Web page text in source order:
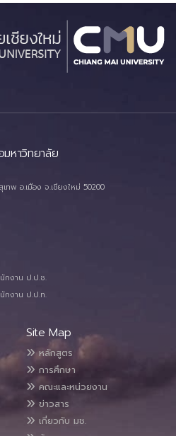
หาวิทยาลัย
ทพ อ.เมือง จ.เชียงใหม่ 50200
นักงาน ป.ป.ช.
นักงาน ป.ป.ท.
Site Map
หลักสูตร
การศึกษา
คณะและหน่วยงาน
ข่าวสาร
เกี่ยวกับ มช.